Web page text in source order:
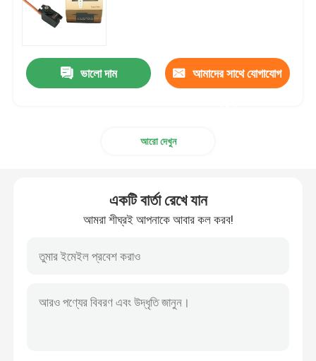
মেটাল গিয়ার সার্ভো
JR DMSS রিসিভার
Futaba S Fhss রিসিভার
Futaba 2.4 Ghz দ্রুত রিসিভার
ভালো দাম আমাদের সাথে যোগাযোগ
আরো দেখুন
একটি বার্তা রেখে যান
আমরা শীঘ্রই আপনাকে আবার কল করব!